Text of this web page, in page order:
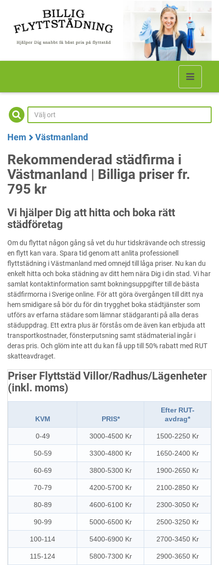
Hem Västmanland
Rekommenderad städfirma i
Västmanland | Billiga priser fr.
795 kr
Vi hjälper Dig att hitta och boka rätt
städföretag
Om du flyttat någon gång så vet du hur tidskrävande och stressig
en flytt kan vara. Spara tid genom att anlita professionell
flyttstädning i Västmanland med omnejd till låga priser. Nu kan du
enkelt hitta och boka städning av ditt hem nära Dig i din stad. Vi har
samlat kontaktinformation samt bokningsuppgifter till de bästa
städfirmorna i Sverige online. För att göra övergången till ditt nya
hem smidigare så bör du för din trygghet boka städtjänster som
utförs av erfarna städare som lämnar städgaranti på alla deras
städuppdrag. Ett extra plus är förstås om de även kan erbjuda att
transportkostnader, fönsterputsning samt städmaterial ingår i
deras pris. Och glöm inte att du kan få upp till 50% rabatt med RUT
skatteavdraget.
Priser Flyttstäd Villor/Radhus/Lägenheter
(inkl. moms)
KVM PRIS*
Efter RUT-
avdrag*
0-49 3000-4500 Kr 1500-2250 Kr
50-59 3300-4800 Kr 1650-2400 Kr
60-69 3800-5300 Kr 1900-2650 Kr
70-79 4200-5700 Kr 2100-2850 Kr
80-89 4600-6100 Kr 2300-3050 Kr
90-99 5000-6500 Kr 2500-3250 Kr
100-114 5400-6900 Kr 2700-3450 Kr
115-124 5800-7300 Kr 2900-3650 Kr